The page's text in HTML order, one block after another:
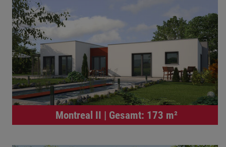
Montreal II | Gesamt: 173 m²